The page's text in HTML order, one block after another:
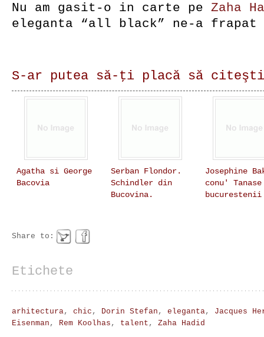
Nu am gasit-o in carte pe Zaha
eleganta “all black” ne-a frapat
S-ar putea să-ţi placă să
Agatha si George
Bacovia
Serban Flondor.
Schindler din
Bucovina.
Josephine
conu'
bucurestenii
Share to:
Etichete
arhitectura, chic , Dorin Stefan , eleganta, Jacques
Eisenman , Rem Koolhas , talent , Zaha Hadid